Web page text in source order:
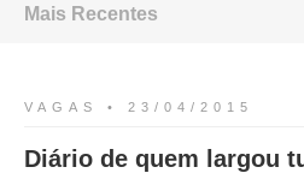
Mais Recentes
VAGAS • 23/04/2015
Diário de quem largou